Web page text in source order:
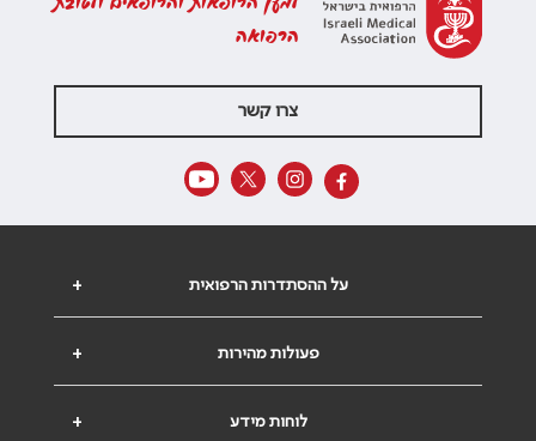
הרפואה
צרו קשר
+ על ההסתדרות הרפואית
+ פעולות מהירות
+ לוחות מידע